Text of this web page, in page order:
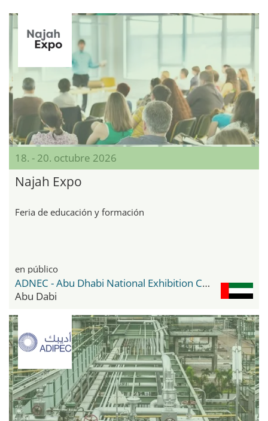
18. - 20. octubre 2026
Najah Expo
Feria de educación y formación
en público
ADNEC - Abu Dhabi National Exhibition Center
Abu Dabi